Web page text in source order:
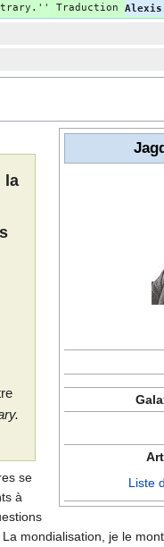
Traduction
Liste
la
se
à
mondialisation, je le